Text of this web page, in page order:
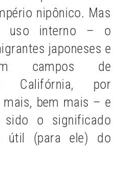
nipônico. Mas
uso interno – o
japoneses e
campos de
Califórnia, por
bem mais – e
sido o significado
útil (para ele) do